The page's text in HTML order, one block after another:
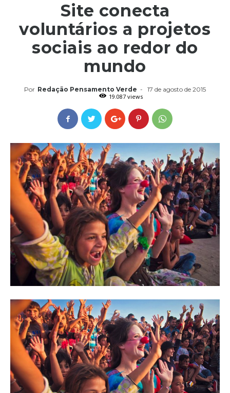
Site conecta
voluntários a projetos
sociais ao redor do
mundo
Por Redação Pensamento Verde -
17 de agosto de 2015
19.087 views